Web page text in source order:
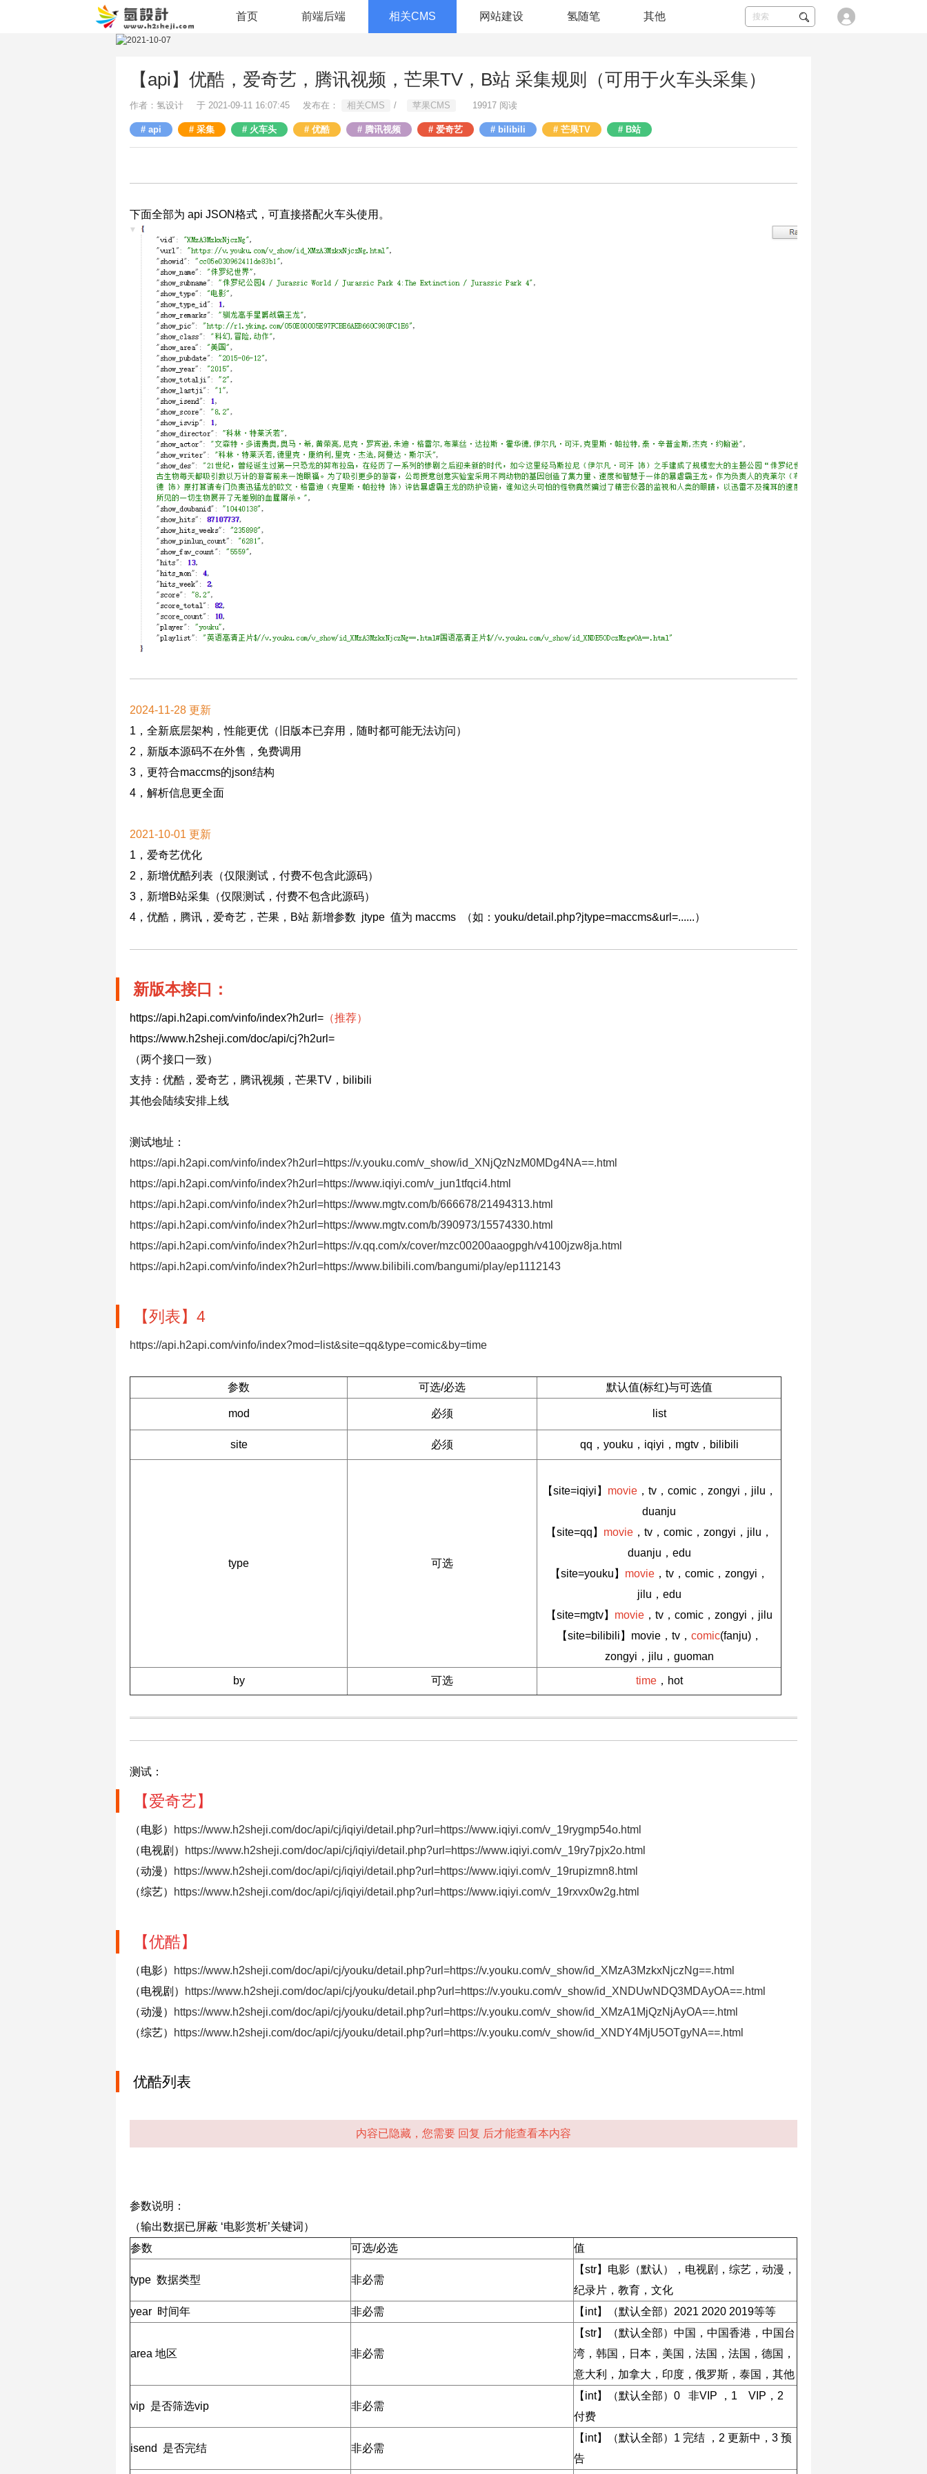
首页 前端后端 相关CMS 网站建设 氢随笔 其他
【api】优酷，爱奇艺，腾讯视频，芒果TV，B站 采集规则（可用于火车头采集）
作者：氢设计 于 2021-09-11 16:07:45 发布在： 相关CMS / 苹果CMS 19917 阅读
api 采集 火车头 优酷 腾讯视频 爱奇艺 bilibili 芒果TV B站
下面全部为 api JSON格式，可直接搭配火车头使用。
2024-11-28 更新
1，全新底层架构，性能更优（旧版本已弃用，随时都可能无法访问）
2，新版本源码不在外售，免费调用
3，更符合maccms的json结构
4，解析信息更全面
2021-10-01 更新
1，爱奇艺优化
2，新增优酷列表（仅限测试，付费不包含此源码）
3，新增B站采集（仅限测试，付费不包含此源码）
4，优酷，腾讯，爱奇艺，芒果，B站 新增参数 jtype 值为 maccms （如：youku/detail.php?jtype=maccms&url=......）
新版本接口：
https://api.h2api.com/vinfo/index?h2url= （推荐）
https://www.h2sheji.com/doc/api/cj?h2url=
（两个接口一致）
支持：优酷，爱奇艺，腾讯视频，芒果TV，bilibili
其他会陆续安排上线
测试地址：
https://api.h2api.com/vinfo/index?h2url=https://v.youku.com/v_show/id_XNjQzNzM0MDg4NA==.html
https://api.h2api.com/vinfo/index?h2url=https://www.iqiyi.com/v_jun1tfqci4.html
https://api.h2api.com/vinfo/index?h2url=https://www.mgtv.com/b/666678/21494313.html
https://api.h2api.com/vinfo/index?h2url=https://www.mgtv.com/b/390973/15574330.html
https://api.h2api.com/vinfo/index?h2url=https://v.qq.com/x/cover/mzc00200aaogpgh/v4100jzw8ja.html
https://api.h2api.com/vinfo/index?h2url=https://www.bilibili.com/bangumi/play/ep1112143
【列表】4
https://api.h2api.com/vinfo/index?mod=list&site=qq&type=comic&by=time
参数 可选/必选 默认值(标红)与可选值
mod 必须 list
site 必须 qq，youku，iqiyi，mgtv，bilibili
type 可选
【site=iqiyi】 movie，tv，comic，zongyi，jilu，
duanju
【site=qq】 movie ，tv，comic，zongyi，jilu，
duanju，edu
【site=youku】 movie ，tv，comic，zongyi，
jilu，edu
【site=mgtv】 movie ，tv，comic，zongyi，jilu
【site=bilibili】movie，tv， comic(fanju)，
zongyi，jilu，guoman
by 可选 time，hot
测试：
【爱奇艺】
（电影）
https://www.h2sheji.com/doc/api/cj/iqiyi/detail.php?url=https://www.iqiyi.com/v_19rygmp54o.html
（电视剧）
https://www.h2sheji.com/doc/api/cj/iqiyi/detail.php?url=https://www.iqiyi.com/v_19ry7pjx2o.html
（动漫）
https://www.h2sheji.com/doc/api/cj/iqiyi/detail.php?url=https://www.iqiyi.com/v_19rupizmn8.html
（综艺）
https://www.h2sheji.com/doc/api/cj/iqiyi/detail.php?url=https://www.iqiyi.com/v_19rxvx0w2g.html
【优酷】
（电影）
https://www.h2sheji.com/doc/api/cj/youku/detail.php?url=https://v.youku.com/v_show/id_XMzA3MzkxNjczNg==.html
（电视剧）
https://www.h2sheji.com/doc/api/cj/youku/detail.php?url=https://v.youku.com/v_show/id_XNDUwNDQ3MDAyOA==.html
（动漫）
https://www.h2sheji.com/doc/api/cj/youku/detail.php?url=https://v.youku.com/v_show/id_XMzA1MjQzNjAyOA==.html
（综艺）
https://www.h2sheji.com/doc/api/cj/youku/detail.php?url=https://v.youku.com/v_show/id_XNDY4MjU5OTgyNA==.html
优酷列表
内容已隐藏，您需要 回复 后才能查看本内容
参数说明：
（输出数据已屏蔽 ‘电影赏析’关键词）
参数
可选/必选 值
type 数据类型 非必需
【str】电影（默认），电视剧，综艺，动漫，
纪录片，教育，文化
year 时间年
非必需 【int】（默认全部）2021 2020 2019等等
area 地区 非必需
【str】（默认全部）中国，中国香港，中国台
湾，韩国，日本，美国，法国，法国，德国，
意大利，加拿大，印度，俄罗斯，泰国，其他
vip 是否筛选vip 非必需
【int】（默认全部）0 非VIP ，1 VIP，2
付费
isend 是否完结 非必需
【int】（默认全部）1 完结 ，2 更新中，3 预
告